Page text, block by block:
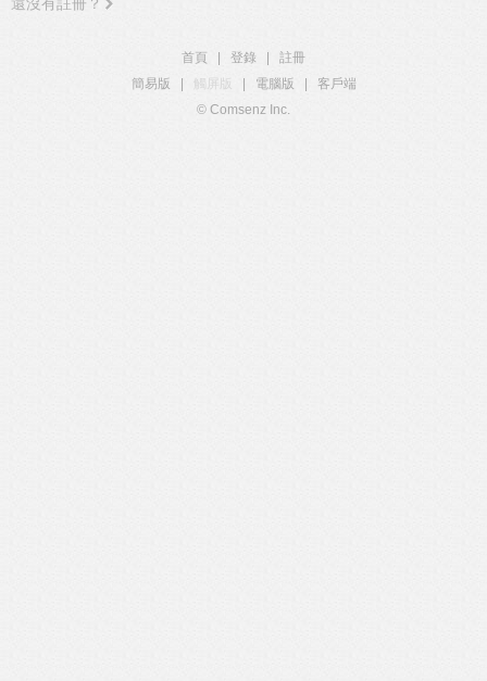
首頁 登錄
註冊
簡易版
觸屏版 電腦版
客戶端
© Comsenz Inc.